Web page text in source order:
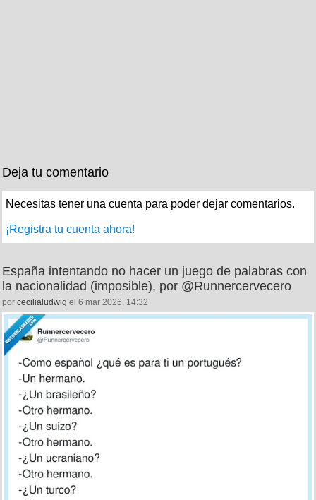
Deja tu comentario
Necesitas tener una cuenta para poder dejar comentarios.
¡Registra tu cuenta ahora!
España intentando no hacer un juego de palabras con
la nacionalidad (imposible), por @Runnercervecero
por cecilialudwig el 6 mar 2026, 14:32